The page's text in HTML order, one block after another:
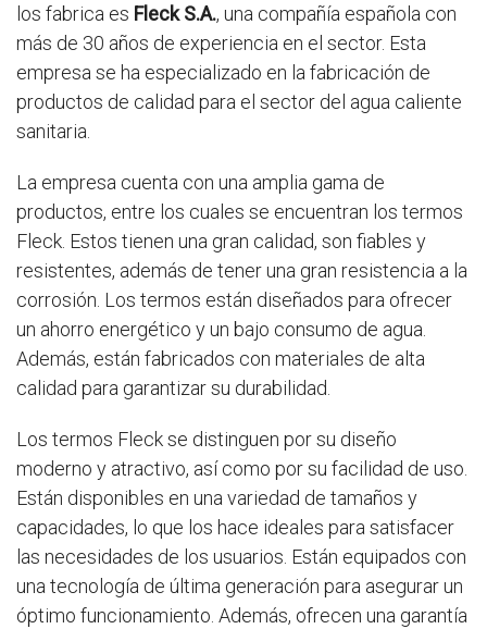
los fabrica es Fleck S.A., una compañía española con
más de 30 años de experiencia en el sector. Esta
empresa se ha especializado en la fabricación de
productos de calidad para el sector del agua caliente
sanitaria.
La empresa cuenta con una amplia gama de
productos, entre los cuales se encuentran los termos
Fleck. Estos tienen una gran calidad, son fiables y
resistentes, además de tener una gran resistencia a la
corrosión. Los termos están diseñados para ofrecer
un ahorro energético y un bajo consumo de agua.
Además, están fabricados con materiales de alta
calidad para garantizar su durabilidad.
Los termos Fleck se distinguen por su diseño
moderno y atractivo, así como por su facilidad de uso.
Están disponibles en una variedad de tamaños y
capacidades, lo que los hace ideales para satisfacer
las necesidades de los usuarios. Están equipados con
una tecnología de última generación para asegurar un
óptimo funcionamiento. Además, ofrecen una garantía